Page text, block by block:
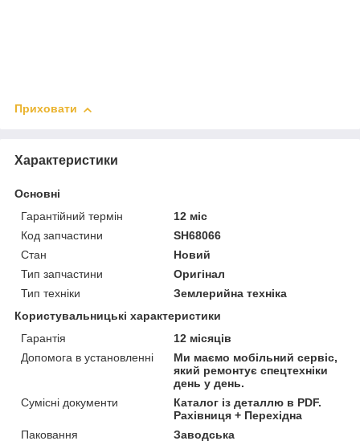
Приховати
Характеристики
Основні
Гарантійний термін
12 міс
Код запчастини
SH68066
Стан
Новий
Тип запчастини
Оригінал
Тип техніки
Землерийна техніка
Користувальницькі характеристики
Гарантія
12 місяців
Допомога в установленні
Ми маємо мобільний сервіс,
який ремонтує спецтехніки
день у день.
Сумісні документи
Каталог із деталлю в PDF.
Рахівниця + Перехідна
Паковання
Заводська